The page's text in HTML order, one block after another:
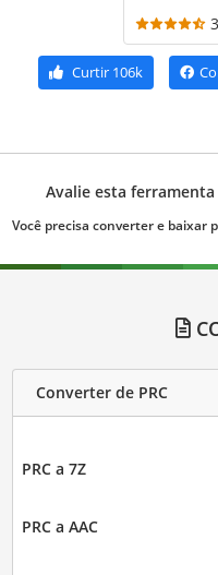
Curtir 106k
Avalie esta ferramenta
Você precisa converter e baixar
Converter de PRC
PRC a 7Z
PRC a AAC